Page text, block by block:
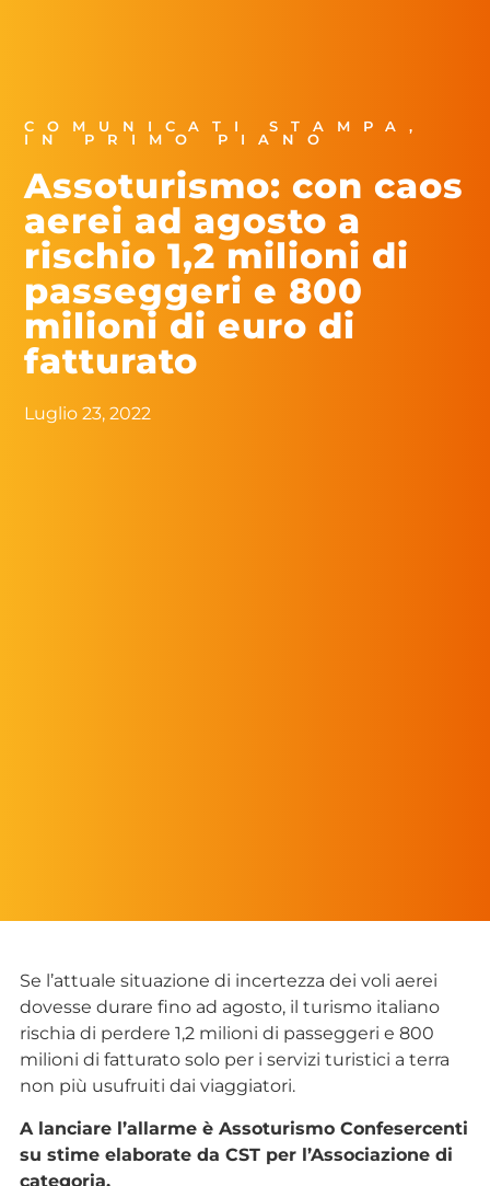
COMUNICATI STAMPA,
IN PRIMO PIANO
Assoturismo: con caos
aerei ad agosto a
rischio 1,2 milioni di
passeggeri e 800
milioni di euro di
fatturato
Luglio 23, 2022
Se l’attuale situazione di incertezza dei voli aerei
dovesse durare fino ad agosto, il turismo italiano
rischia di perdere 1,2 milioni di passeggeri e 800
milioni di fatturato solo per i servizi turistici a terra
non più usufruiti dai viaggiatori.
A lanciare l’allarme è Assoturismo Confesercenti
su stime elaborate da CST per l’Associazione di
categoria.